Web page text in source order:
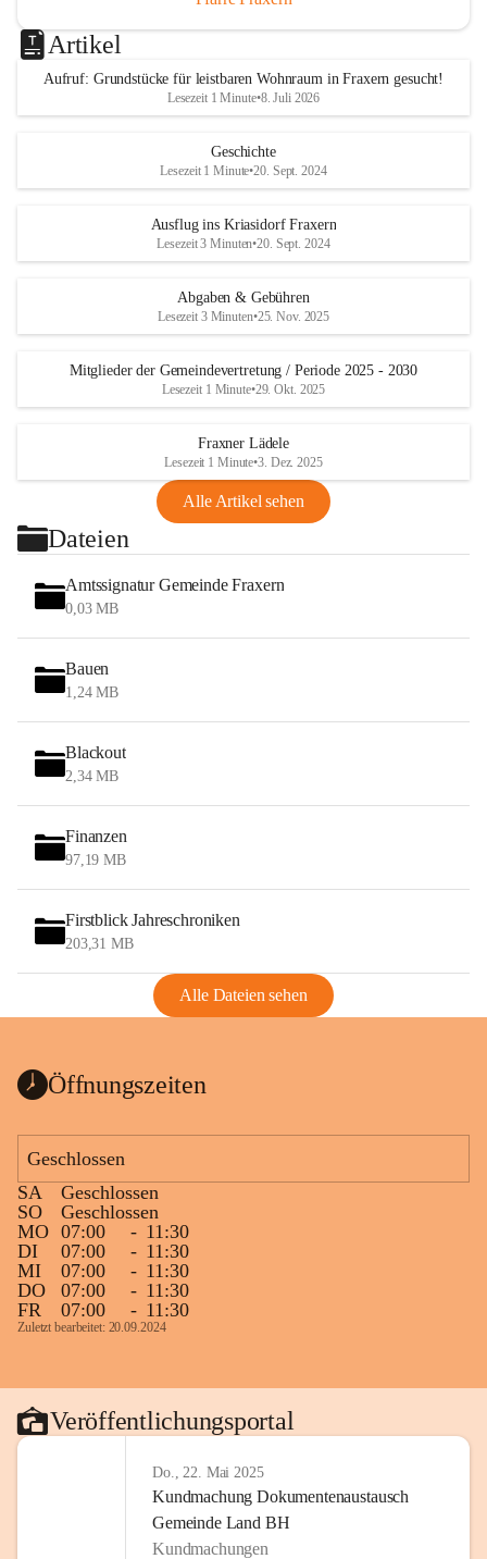
Artikel
Aufruf: Grundstücke für leistbaren Wohnraum in Fraxern gesucht!
Lesezeit 1 Minute•8. Juli 2026
Geschichte
Lesezeit 1 Minute•20. Sept. 2024
Ausflug ins Kriasidorf Fraxern
Lesezeit 3 Minuten•20. Sept. 2024
Abgaben & Gebühren
Lesezeit 3 Minuten•25. Nov. 2025
Mitglieder der Gemeindevertretung / Periode 2025 - 2030
Lesezeit 1 Minute•29. Okt. 2025
Fraxner Lädele
Lesezeit 1 Minute•3. Dez. 2025
Alle Artikel sehen
Dateien
Amtssignatur Gemeinde Fraxern
0,03 MB
Bauen
1,24 MB
Blackout
2,34 MB
Finanzen
97,19 MB
Firstblick Jahreschroniken
203,31 MB
Alle Dateien sehen
Öffnungszeiten
Geschlossen
SA
Geschlossen
SO
Geschlossen
MO 07:00 - 11:30
DI
07:00 - 11:30
MI
07:00 - 11:30
DO
07:00 - 11:30
FR
07:00 - 11:30
Zuletzt bearbeitet: 20.09.2024
Veröffentlichungsportal
Do., 22. Mai 2025
Kundmachung Dokumentenaustausch
Gemeinde Land BH
Kundmachungen